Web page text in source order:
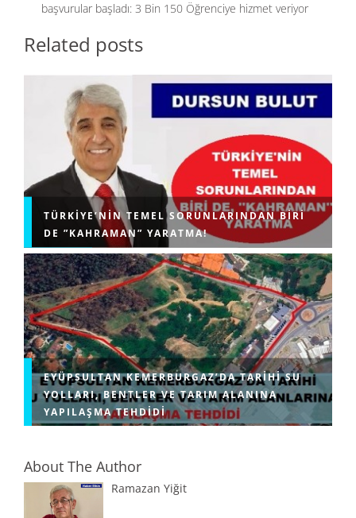
başvurular başladı: 3 Bin 150 Öğrenciye hizmet veriyor
Related posts
TÜRKIYE’NIN TEMEL SORUNLARINDAN BIRI
DE ”KAHRAMAN” YARATMA!
EYÜPSULTAN KEMERBURGAZ’DA TARIHI SU
YOLLARI, BENTLER VE TARIM ALANINA
YAPILAŞMA TEHDIDI
About The Author
Ramazan Yiğit